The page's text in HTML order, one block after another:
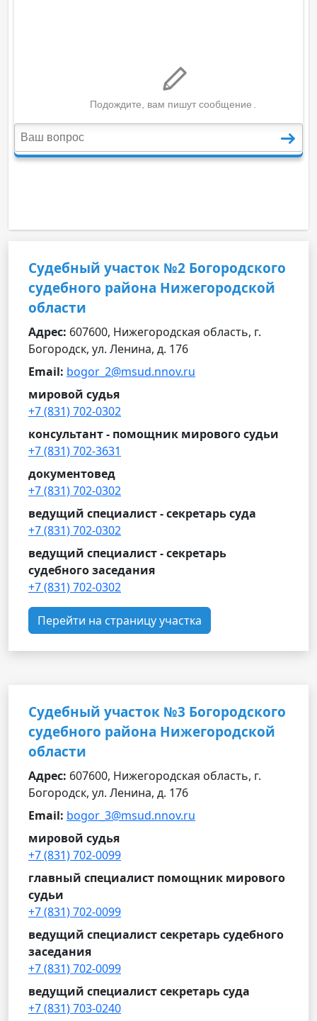
Судебный участок №2 Богородского
судебного района Нижегородской
области
Адрес: 607600, Нижегородская область, г.
Богородск, ул. Ленина, д. 176
Email: bogor_2@msud.nnov.ru
мировой судья
+7 (831) 702-0302
консультант - помощник мирового судьи
+7 (831) 702-3631
документовед
+7 (831) 702-0302
ведущий специалист - секретарь суда
+7 (831) 702-0302
ведущий специалист - секретарь
судебного заседания
+7 (831) 702-0302
Перейти на страницу участка
Судебный участок №3 Богородского
судебного района Нижегородской
области
Адрес: 607600, Нижегородская область, г.
Богородск, ул. Ленина, д. 176
Email: bogor_3@msud.nnov.ru
мировой судья
+7 (831) 702-0099
главный специалист помощник мирового
судьи
+7 (831) 702-0099
ведущий специалист секретарь судебного
заседания
+7 (831) 702-0099
ведущий специалист секретарь суда
+7 (831) 703-0240